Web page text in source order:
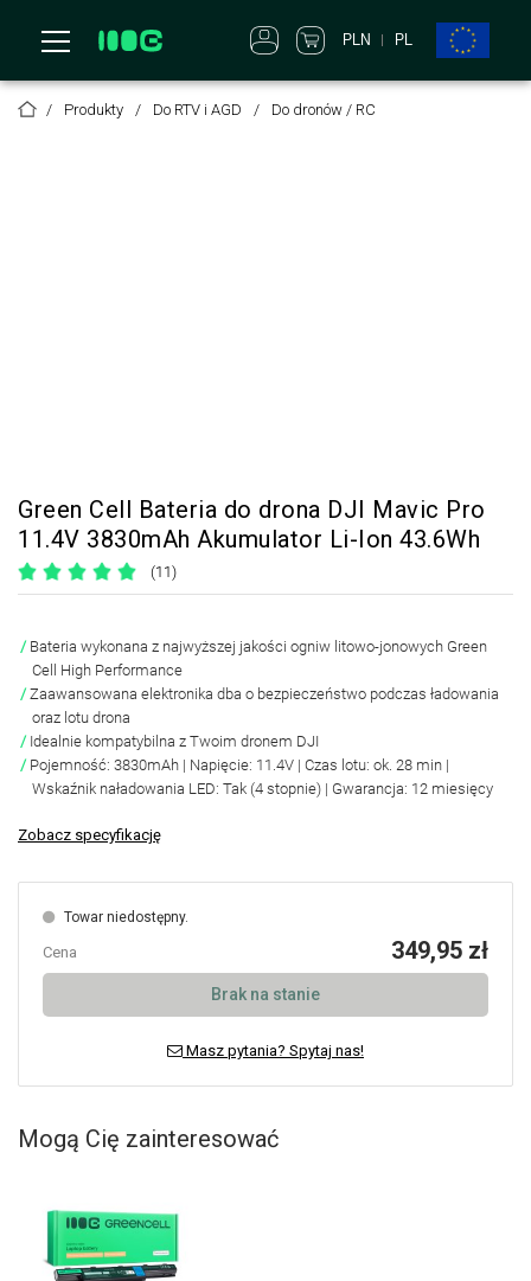
PLN PL
Produkty Do RTV i AGD Do dronów / RC
Green Cell Bateria do drona DJI Mavic Pro
11.4V 3830mAh Akumulator Li-Ion 43.6Wh
(11)
Bateria wykonana z najwyższej jakości ogniw litowo-jonowych Green
Cell High Performance
Zaawansowana elektronika dba o bezpieczeństwo podczas ładowania
oraz lotu drona
Idealnie kompatybilna z Twoim dronem DJI
Pojemność: 3830mAh | Napięcie: 11.4V | Czas lotu: ok. 28 min |
Wskaźnik naładowania LED: Tak (4 stopnie) | Gwarancja: 12 miesięcy
Zobacz specyfikację
Towar niedostępny.
Cena 349,95 zł
Brak na stanie
Masz pytania? Spytaj nas!
Mogą Cię zainteresować